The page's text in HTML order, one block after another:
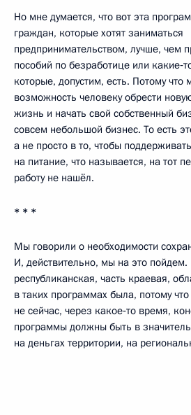
Но мне думается, что вот эта
граждан, которые хотят заниматься
предпринимательством, лучше, чем
пособий по безработице или
которые, допустим, есть. Потому что
возможность человеку обрести
жизнь и начать свой собственный
совсем небольшой бизнес. То есть
а не просто в то, чтобы
на питание, что называется, на тот
работу не нашёл.
* * *
Мы говорили о необходимости
И, действительно, мы на это
республиканская, часть краевая,
в таких программах была, потому
не сейчас, через какое‑то время,
программы должны быть в
на деньгах территории, на